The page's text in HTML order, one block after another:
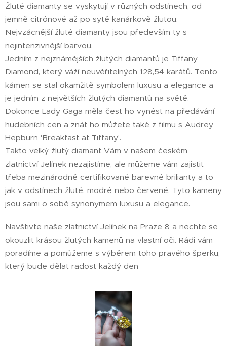
Žluté diamanty se vyskytují v různých odstínech, od
jemně citrónové až po sytě kanárkově žlutou.
Nejvzácnější žluté diamanty jsou především ty s
nejintenzivnější barvou.
Jedním z nejznámějších žlutých diamantů je Tiffany
Diamond, který váží neuvěřitelných 128,54 karátů. Tento
kámen se stal okamžitě symbolem luxusu a elegance a
je jedním z největších žlutých diamantů na světě.
Dokonce Lady Gaga měla čest ho vynést na předávání
hudebních cen a znát ho můžete také z filmu s Audrey
Hepburn 'Breakfast at Tiffany'.
Takto velký žlutý diamant Vám v našem českém
zlatnictví Jelínek nezajistíme, ale můžeme vám zajistit
třeba mezinárodně certifikované barevné brilianty a to
jak v odstínech žluté, modré nebo červené. Tyto kameny
jsou sami o sobě synonymem luxusu a elegance. 🙂
Navštivte naše zlatnictví Jelínek na Praze 8 a nechte se
okouzlit krásou žlutých kamenů na vlastní oči. Rádi vám
poradíme a pomůžeme s výběrem toho pravého šperku,
který bude dělat radost každý den 💛